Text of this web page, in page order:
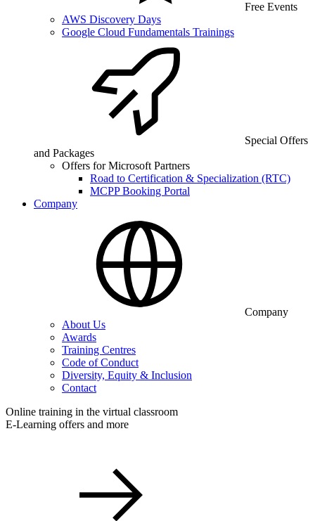
Free Events
AWS Discovery Days
Google Cloud Fundamentals Trainings
Special Offers
and Packages
Offers for Microsoft Partners
Road to Certification & Specialization (RTC)
MCPP Booking Portal
Company
Company
About Us
Awards
Training Centres
Code of Conduct
Diversity, Equity & Inclusion
Contact
Online training in the virtual classroom
E-Learning offers and more